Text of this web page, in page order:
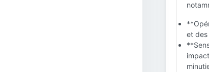
et des